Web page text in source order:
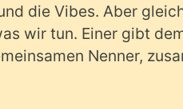
die Vibes. Aber
wir tun. Einer gibt
Nenner,